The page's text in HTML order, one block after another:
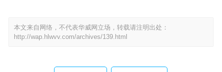
本文来自网络，不代表华威网立场，转载请注明出处：
http://wap.hlwvv.com/archives/139.html